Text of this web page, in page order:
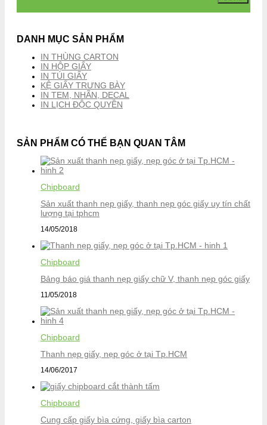
DANH MỤC SẢN PHẨM
IN THÙNG CARTON
IN HỘP GIẤY
IN TÚI GIẤY
KỆ GIẤY TRƯNG BÀY
IN TEM, NHÃN, DECAL
IN LỊCH ĐỘC QUYỀN
SẢN PHẨM CÓ THỂ BẠN QUAN TÂM
Chipboard
Sản xuất thanh nẹp giấy, thanh nẹp góc giấy uy tín chất
lượng tại tphcm
14/05/2018
Chipboard
Bảng báo giá thanh nẹp giấy chữ V, thanh nẹp góc giấy
11/05/2018
Chipboard
Thanh nẹp giấy, nẹp góc ở tại Tp.HCM
14/06/2017
Chipboard
Cung cấp giấy bìa cứng, giấy bìa carton